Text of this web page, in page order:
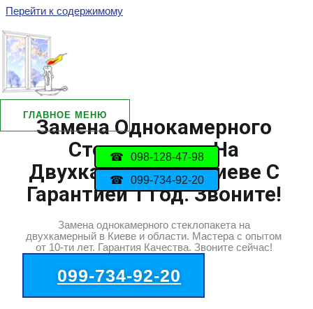
Перейти к содержимому
ГЛАВНОЕ МЕНЮ
098-128-47-98
099-734-92-20
Замена Однокамерного
Стеклопакета На
Двухкамерный В Киеве С
Гарантией 1 Год. Звоните!
Замена однокамерного стеклопакета на
двухкамерный в Киеве и области. Мастера с опытом
от 10-ти лет. Гарантия Качества. Звоните сейчас!
099-734-92-20